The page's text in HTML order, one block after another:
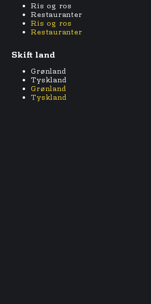
Ris og ros
Restauranter
Ris og ros
Restauranter
Skift land
Grønland
Tyskland
Grønland
Tyskland